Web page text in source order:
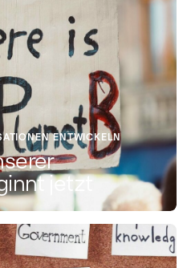
ENTWICKELN
jetzt